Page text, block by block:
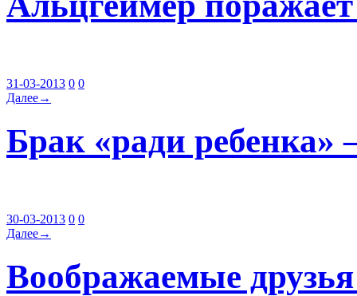
31-03-2013 0 0
Далее→
Брак «ради
30-03-2013 0 0
Далее→
Воображаемые